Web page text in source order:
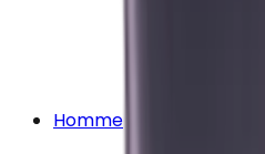
Homme